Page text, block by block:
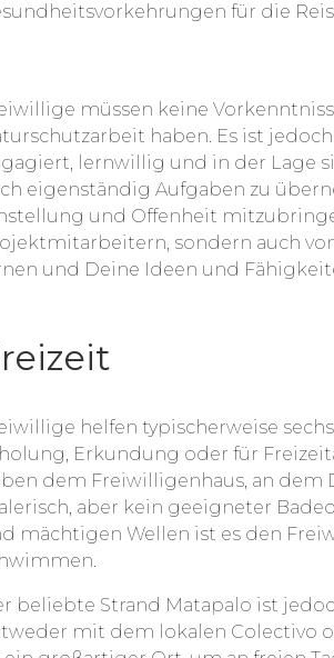
für die
müssen keine
haben. Es ist
lernwillig und in der Lage
eigenständig Aufgaben zu
und Offenheit
sondern auch
und Deine Ideen und
helfen typischerweise
Erkundung oder für
dem Freiwilligenhaus, an dem
aber kein geeigneter
mächtigen Wellen ist es den
beliebte Strand Matapalo ist
mit dem lokalen Colectivo